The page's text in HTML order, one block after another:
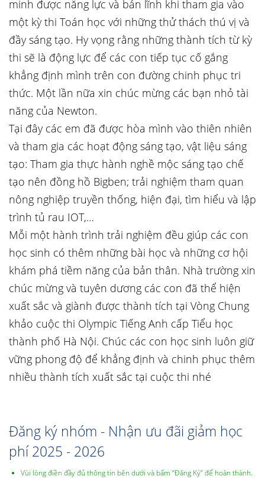
minh được năng lực và bản lĩnh khi tham gia vào
một kỳ thi Toán học với những thử thách thú vị và
đầy sáng tạo. Hy vọng rằng những thành tích từ kỳ
thi sẽ là động lực để các con tiếp tục cố gắng
khẳng định mình trên con đường chinh phục tri
thức. Một lần nữa xin chúc mừng các bạn nhỏ tài
năng của Newton.
Tại đây các em đã được hòa mình vào thiên nhiên
và tham gia các hoạt động sáng tạo, vật liệu sáng
tạo: Tham gia thực hành nghề mộc sáng tạo chế
tạo nên đồng hồ Bigben; trải nghiệm tham quan
nông nghiệp truyền thống, hiện đại, tìm hiểu và lập
trình tủ rau IOT,…
Mỗi một hành trình trải nghiệm đều giúp các con
học sinh có thêm những bài học và những cơ hội
khám phá tiềm năng của bản thân. Nhà trường xin
chúc mừng và tuyên dương các con đã thể hiện
xuất sắc và giành được thành tích tại Vòng Chung
khảo cuộc thi Olympic Tiếng Anh cấp Tiểu học
thành phố Hà Nội. Chúc các con học sinh luôn giữ
vững phong độ để khẳng định và chinh phục thêm
nhiều thành tích xuất sắc tại cuộc thi nhé
Đăng ký nhóm - Nhận ưu đãi giảm học
phí 2025 - 2026
Vùi lòng điền đầy đủ thông tin bên dưới và bấm “Đăng Ký” để hoàn thành.